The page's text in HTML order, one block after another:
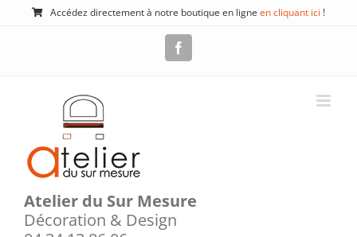
Passer
Accédez directement à notre boutique en ligne en cliquant ici !
Atelier du Sur Mesure
Décoration & Design